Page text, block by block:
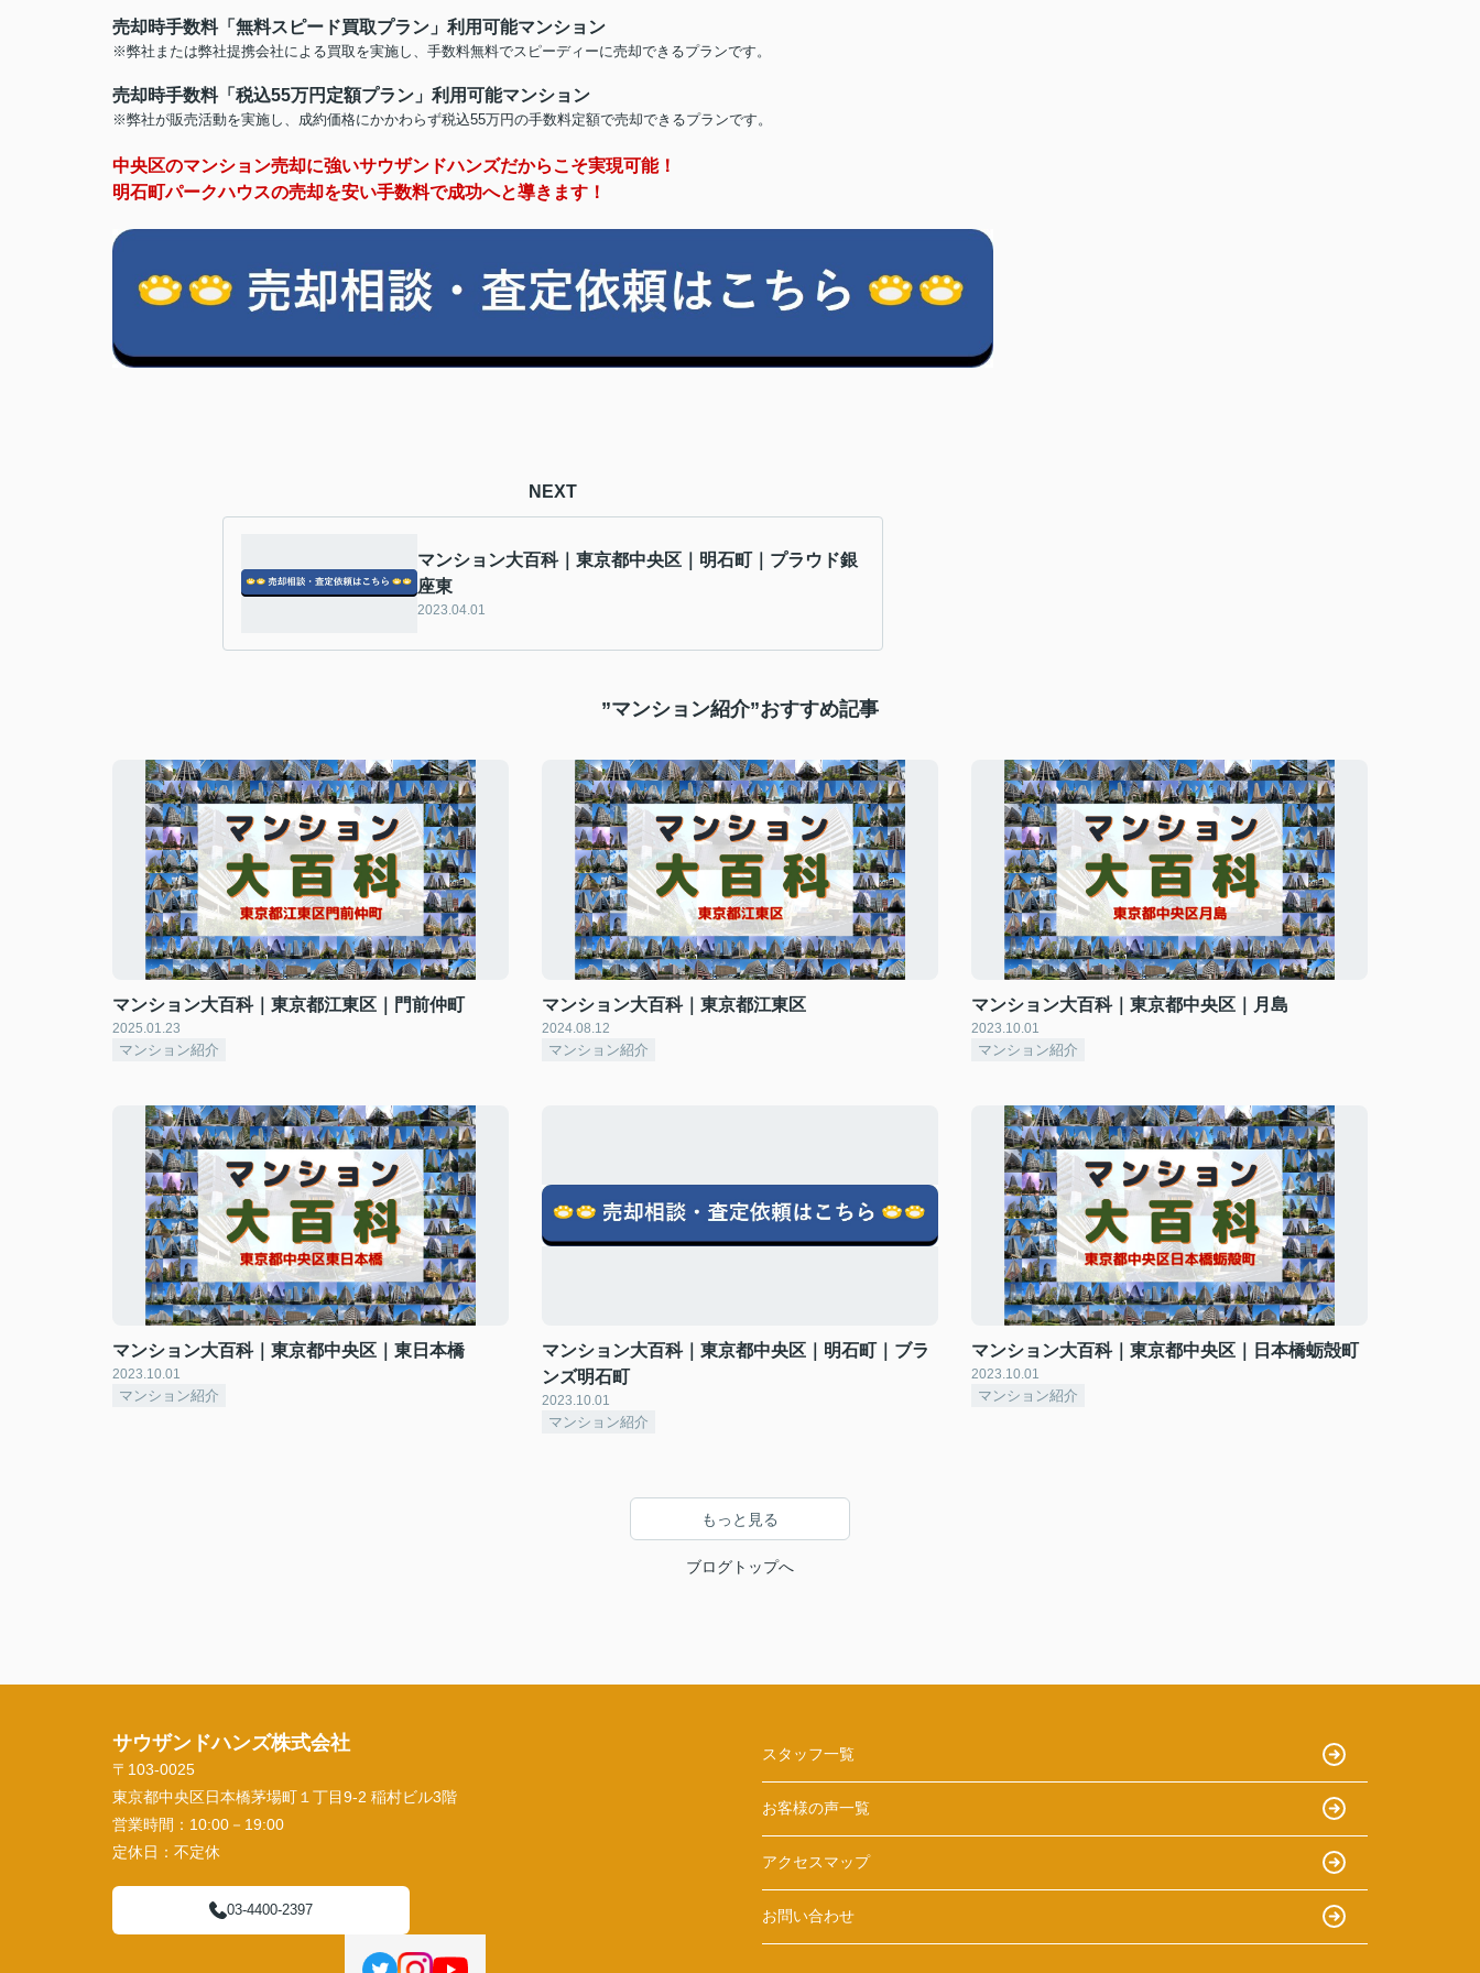
売却時手数料「無料スピード買取プラン」利用可能マンション
※弊社または弊社提携会社による買取を実施し、手数料無料でスピーディーに売却できるプランです。
売却時手数料「税込55万円定額プラン」利用可能マンション
※弊社が販売活動を実施し、成約価格にかかわらず税込55万円の手数料定額で売却できるプランです。
中央区のマンション売却に強いサウザンドハンズだからこそ実現可能！
明石町パークハウスの売却を安い手数料で成功へと導きます！
NEXT
マンション大百科｜東京都中央区｜明石町｜プラウド銀
座東
2023.04.01
”マンション紹介”おすすめ記事
マンション大百科｜東京都江東区｜門前仲町
2025.01.23
マンション紹介
マンション大百科｜東京都江東区
2024.08.12
マンション紹介
マンション大百科｜東京都中央区｜月島
2023.10.01
マンション紹介
マンション大百科｜東京都中央区｜東日本橋
2023.10.01
マンション紹介
マンション大百科｜東京都中央区｜明石町｜ブラ
ンズ明石町
2023.10.01
マンション紹介
マンション大百科｜東京都中央区｜日本橋蛎殻町
2023.10.01
マンション紹介
もっと見る
ブログトップへ
サウザンドハンズ株式会社
〒103-0025
東京都中央区日本橋茅場町１丁目9-2 稲村ビル3階
営業時間： 10:00－19:00
定休日： 不定休
03-4400-2397
スタッフ一覧
お客様の声一覧
アクセスマップ
お問い合わせ